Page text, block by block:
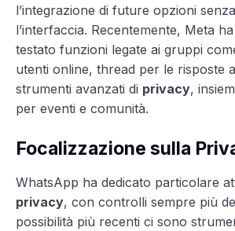
l’integrazione di future opzioni
l’interfaccia. Recentemente, Meta
testato funzioni legate ai gruppi
utenti online, thread per le risposte
strumenti avanzati di privacy,
per eventi e comunità.
Focalizzazione sulla
WhatsApp ha dedicato particolare
privacy, con controlli sempre più
possibilità più recenti ci sono